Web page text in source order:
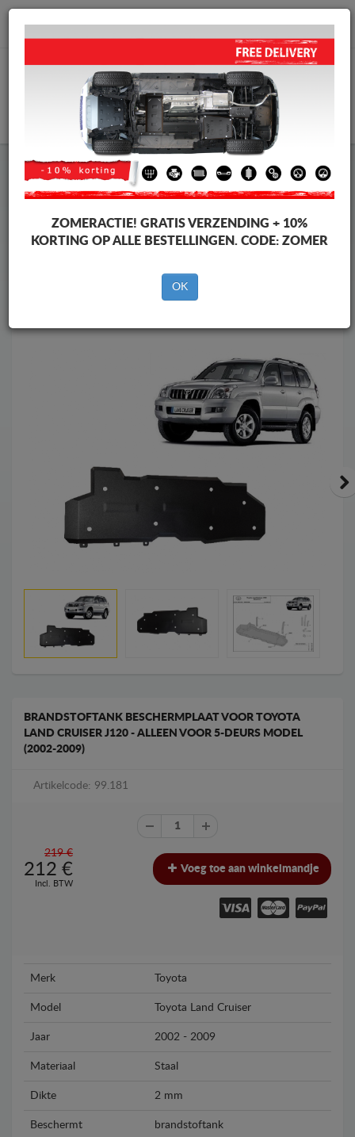
info@motorbeschermplaat.com
WINKELWAGEN
Motor Beschermplaat Motor Beschermplaat Toyota
Motor Beschermplaat
Cruiser
Merken
Merken
Terug naar de catalogus
BRANDSTOFTANK BESCHERMPLAAT VOOR TOYOTA
LAND CRUISER J120 - ALLEEN VOOR 5-DEURS MODEL
(2002-2009)
Artikelcode: 99.181
219 €
212 €
Incl. BTW
Voeg toe aan winkelmandje
Merk Toyota
Model Toyota Land Cruiser
Jaar 2002 - 2009
Materiaal Staal
Dikte 2 mm
Beschermt brandstoftank
ZOMERACTIE! GRATIS VERZENDING + 10%
KORTING OP ALLE BESTELLINGEN. CODE: ZOMER
OK